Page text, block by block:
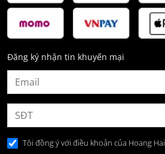
Đăng ký nhận tin khuyến mại
Tôi đồng ý với điều khoản của Hoang Hai